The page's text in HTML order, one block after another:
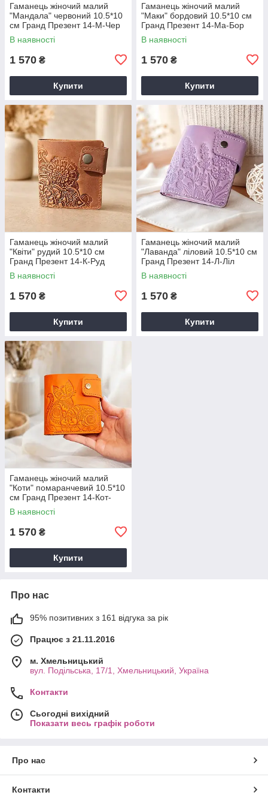
Гаманець жіночий малий
"Мандала" червоний 10.5*10
см Гранд Презент 14-М-Чер
В наявності
1 570 ₴
Купити
Гаманець жіночий малий
"Маки" бордовий 10.5*10 см
Гранд Презент 14-Ма-Бор
В наявності
1 570 ₴
Купити
Гаманець жіночий малий
"Квіти" рудий 10.5*10 см
Гранд Презент 14-К-Руд
В наявності
1 570 ₴
Купити
Гаманець жіночий малий
"Лаванда" ліловий 10.5*10 см
Гранд Презент 14-Л-Ліл
В наявності
1 570 ₴
Купити
Гаманець жіночий малий
"Коти" помаранчевий 10.5*10
см Гранд Презент 14-Кот-
Пом
В наявності
1 570 ₴
Купити
Про нас
95% позитивних з 161 відгука за рік
Працює з 21.11.2016
м. Хмельницький
вул. Подільська, 17/1, Хмельницький, Україна
Контакти
Сьогодні вихідний
Показати весь графік роботи
Про нас
Контакти